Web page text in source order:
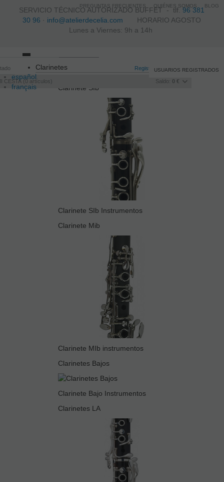
SERVICIO TÉCNICO AUTORIZADO BUFFET -tlf.96 381
30 96 · info@atelierdecelia.com HORARIO AGOSTO
Lunes a Viernes: 9h a 14h
español
français
Registro /Iniciar sesión
CESTA 0 artículos Saldo: 0 €
USUARIOS REGISTRADOS
navigation
Clarinetes
Clarinete SIb
Clarinete SIb Instrumentos
Clarinete Mib
Clarinete MIb instrumentos
Clarinetes Bajos
Clarinete Bajo Instrumentos
Clarinetes LA
PREGUNTAS FRECUENTES QUIÉNES SOMOS BLOG